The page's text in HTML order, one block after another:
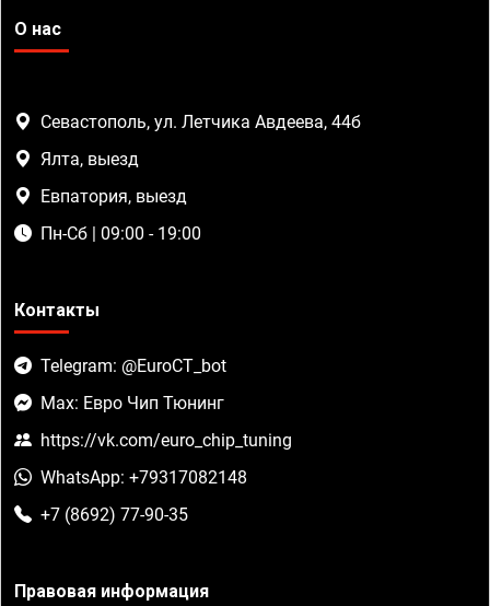
О нас
Севастополь, ул. Летчика Авдеева, 44б
Ялта, выезд
Евпатория, выезд
Пн-Сб | 09:00 - 19:00
Контакты
Telegram: @EuroCT_bot
Max: Евро Чип Тюнинг
https://vk.com/euro_chip_tuning
WhatsApp: +79317082148
+7 (8692) 77-90-35
Правовая информация